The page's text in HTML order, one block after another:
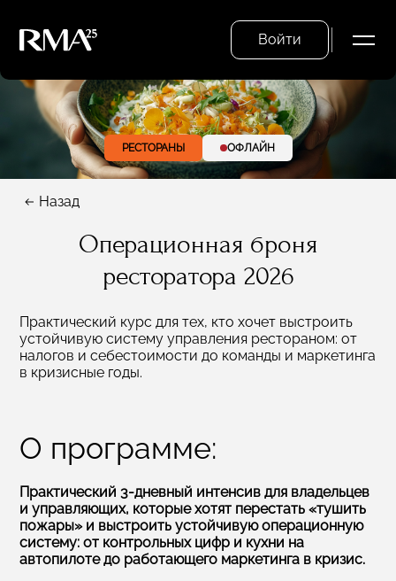
Войти
РЕСТОРАНЫ ОФЛАЙН
Назад
Операционная броня
ресторатора 2026
Практический курс для тех, кто хочет выстроить
устойчивую систему управления рестораном: от
налогов и себестоимости до команды и маркетинга
в кризисные годы.
О программе:
Практический 3‑дневный интенсив для владельцев
и управляющих, которые хотят перестать «тушить
пожары» и выстроить устойчивую операционную
систему: от контрольных цифр и кухни на
автопилоте до работающего маркетинга в кризис.